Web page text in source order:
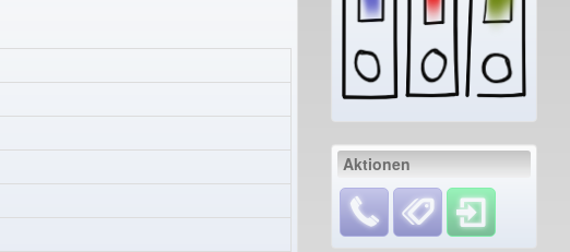
Aktionen